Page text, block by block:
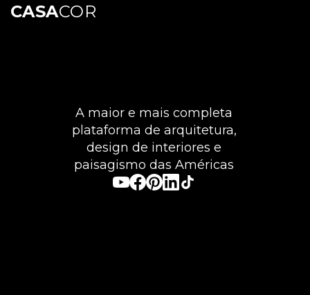
Opening
A maior e mais completa
plataforma de arquitetura,
design de interiores e
paisagismo das Américas
CASACOR